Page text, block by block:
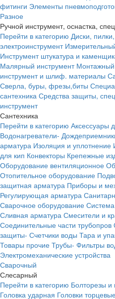
фитинги Элементы
Разное
Ручной инструмент, оснастка,
Перейти в категорию Диски,
электроинструмент
Инструмент штукатура и
Малярный инструмент Монтажный
инструмент и шлиф. материалы
Сверла, буры, фрезы,биты
сантехника Средства защиты,
инструмент
Сантехника
Перейти в категорию Аксессуары
Водонагреватели-
арматура Изоляция и уплотнение
для кип Конвекторы Крепежные
Оборудование вентиляционное
Отопительное оборудование
защитная арматура Приборы и
Регулирующая арматура
Сварочное оборудование
Сливная арматура Смесители и
Соединительные части трубопров
защиты- Счетчики воды Тара и
Товары прочие Трубы- Фильтры
Электромеханические устройства
Сварочный
Слесарный
Перейти в категорию Болторезы
Головка ударная Головки